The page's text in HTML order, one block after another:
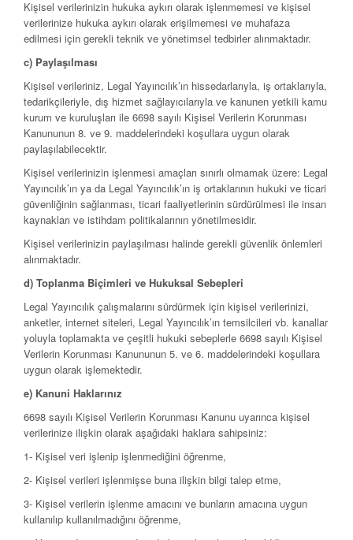
Kişisel verilerinizin hukuka aykırı olarak işlenmemesi ve kişisel
verilerinize hukuka aykırı olarak erişilmemesi ve muhafaza
edilmesi için gerekli teknik ve yönetimsel tedbirler alınmaktadır.
c) Paylaşılması
Kişisel verileriniz, Legal Yayıncılık’ın hissedarlarıyla, iş ortaklarıyla,
tedarikçileriyle, dış hizmet sağlayıcılarıyla ve kanunen yetkili kamu
kurum ve kuruluşları ile 6698 sayılı Kişisel Verilerin Korunması
Kanununun 8. ve 9. maddelerindeki koşullara uygun olarak
paylaşılabilecektir.
Kişisel verilerinizin işlenmesi amaçları sınırlı olmamak üzere: Legal
Yayıncılık’ın ya da Legal Yayıncılık’ın iş ortaklarının hukuki ve ticari
güvenliğinin sağlanması, ticari faaliyetlerinin sürdürülmesi ile insan
kaynakları ve istihdam politikalarının yönetilmesidir.
Kişisel verilerinizin paylaşılması halinde gerekli güvenlik önlemleri
alınmaktadır.
d) Toplanma Biçimleri ve Hukuksal Sebepleri
Legal Yayıncılık çalışmalarını sürdürmek için kişisel verilerinizi,
anketler, internet siteleri, Legal Yayıncılık’ın temsilcileri vb. kanallar
yoluyla toplamakta ve çeşitli hukuki sebeplerle 6698 sayılı Kişisel
Verilerin Korunması Kanununun 5. ve 6. maddelerindeki koşullara
uygun olarak işlemektedir.
e) Kanuni Haklarınız
6698 sayılı Kişisel Verilerin Korunması Kanunu uyarınca kişisel
verilerinize ilişkin olarak aşağıdaki haklara sahipsiniz:
1- Kişisel veri işlenip işlenmediğini öğrenme,
2- Kişisel verileri işlenmişse buna ilişkin bilgi talep etme,
3- Kişisel verilerin işlenme amacını ve bunların amacına uygun
kullanılıp kullanılmadığını öğrenme,